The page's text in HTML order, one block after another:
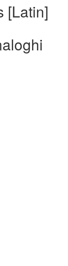
[Latin]